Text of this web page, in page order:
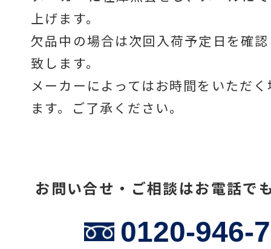
温度計・湿度計
タイマー
上げます。
欠品中の場合は次回入荷予定日を確
致します。
メーカーによってはお時間をいただ
ます。ご了承ください。
お問い合せ・ご相談はお電話で
0120-946-